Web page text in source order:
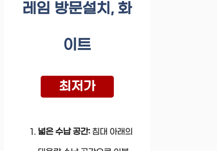
레임 방문설치, 화
이트
최저가
넓은 수납 공간: 침대 아래의